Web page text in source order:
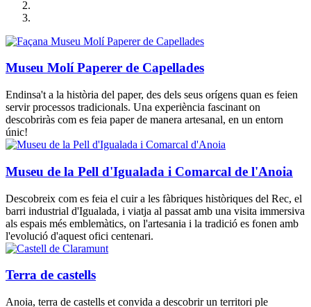
Museu Molí Paperer de Capellades
Endinsa't a la història del paper, des dels seus orígens quan es feien
servir processos tradicionals. Una experiència fascinant on
descobriràs com es feia paper de manera artesanal, en un entorn
únic!
Museu de la Pell d'Igualada i Comarcal de l'Anoia
Descobreix com es feia el cuir a les fàbriques històriques del Rec, el
barri industrial d'Igualada, i viatja al passat amb una visita immersiva
als espais més emblemàtics, on l'artesania i la tradició es fonen amb
l'evolució d'aquest ofici centenari.
Terra de castells
Anoia, terra de castells et convida a descobrir un territori ple